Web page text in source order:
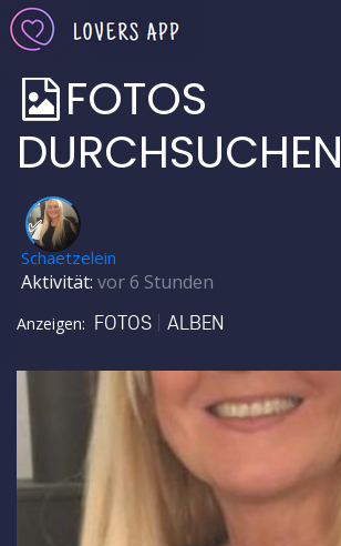
FOTOS
DURCHSUCHEN
✅
Schaetzelein
Aktivität: vor 6 Stunden
Anzeigen: FOTOS ALBEN